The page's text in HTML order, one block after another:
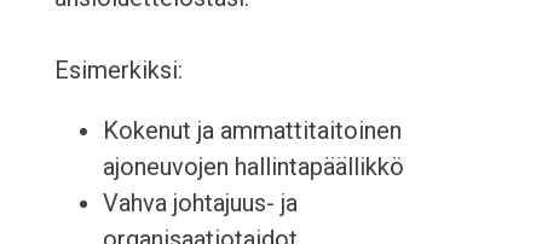
Esimerkiksi:
Kokenut ja ammattitaitoinen
ajoneuvojen hallintapäällikkö
Vahva johtajuus- ja